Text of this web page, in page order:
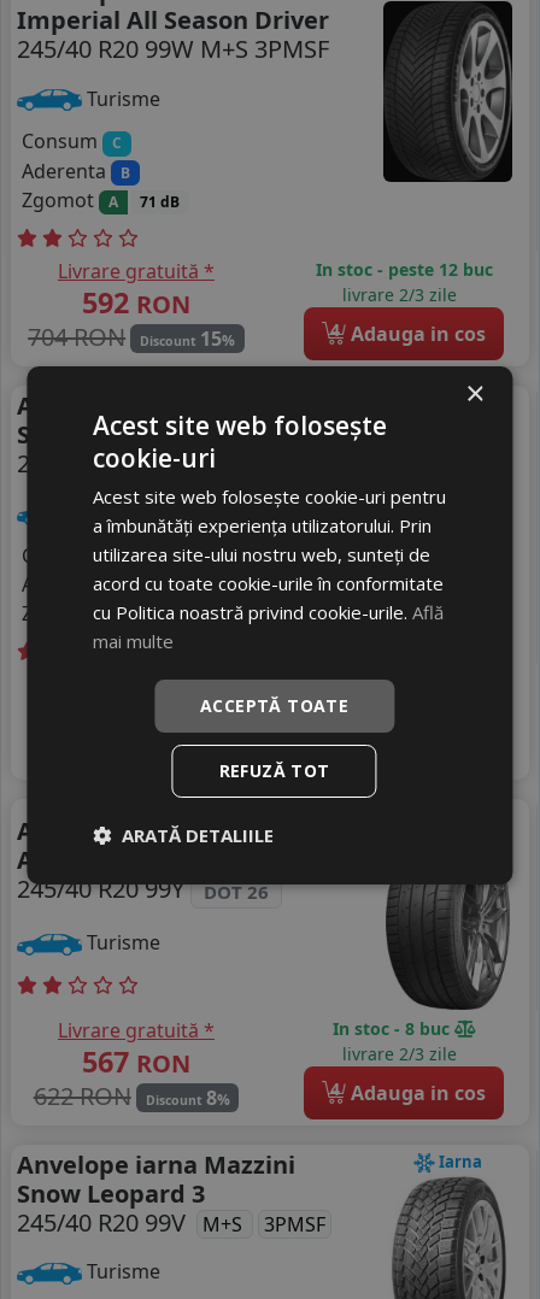
Imperial All Season Driver
245/40 R20 99W M+S 3PMSF
Turisme
Consum
C
Aderenta B
Zgomot A 71 dB
Livrare gratuită *
592 RON
704 RON
Discount 15%
In stoc - peste 12 buc
livrare 2/3 zile
4 Adauga in cos
Vara
Anvelope vara Zeetex
Su6000 Eco
245/40 R20 99W
Turisme
Consum D
Aderenta C
Zgomot B 72 dB
Livrare gratuită *
RON
Discount 17
In stoc - 12 buc
livrare 2/3 zile
4 Adauga in cos
Anvelope vara Sailun
Atrezzo-zsr2
245/40 R20 99Y DOT 26
Turisme
Livrare gratuită *
567 RON
622 RON
Discount 8%
In stoc - 8 buc
livrare 2/3 zile
4 Adauga in cos
Iarna
Anvelope iarna Mazzini
Snow Leopard 3
245/40 R20 99V
M+S
3PMSF
Turisme
×
Acest site web folosește
cookie-uri
Acest site web folosește cookie-uri pentru
a îmbunătăți experiența utilizatorului. Prin
utilizarea site-ului nostru web, sunteți de
acord cu toate cookie-urile în conformitate
cu Politica noastră privind cookie-urile.Află
mai multe
ACCEPTĂ TOATE
REFUZĂ TOT
ARATĂ DETALIILE